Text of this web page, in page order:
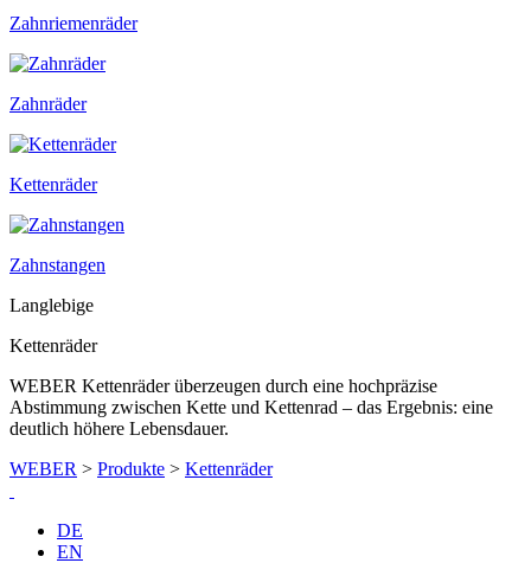
Zahnriemenräder
Zahnräder
Kettenräder
Zahnstangen
Langlebige
Kettenräder
WEBER Kettenräder überzeugen durch eine hochpräzise
Abstimmung zwischen Kette und Kettenrad – das Ergebnis: eine
deutlich höhere Lebensdauer.
WEBER > Produkte > Kettenräder
DE
EN